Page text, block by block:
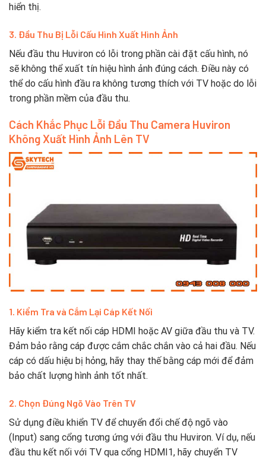
hiển thị.
3. Đầu Thu Bị Lỗi Cấu Hình Xuất Hình Ảnh
Nếu đầu thu Huviron có lỗi trong phần cài đặt cấu hình, nó
sẽ không thể xuất tín hiệu hình ảnh đúng cách. Điều này có
thể do cấu hình đầu ra không tương thích với TV hoặc do lỗi
trong phần mềm của đầu thu.
Cách Khắc Phục Lỗi Đầu Thu Camera Huviron
Không Xuất Hình Ảnh Lên TV
1. Kiểm Tra và Cắm Lại Cáp Kết Nối
Hãy kiểm tra kết nối cáp HDMI hoặc AV giữa đầu thu và TV.
Đảm bảo rằng cáp được cắm chắc chắn vào cả hai đầu. Nếu
cáp có dấu hiệu bị hỏng, hãy thay thế bằng cáp mới để đảm
bảo chất lượng hình ảnh tốt nhất.
2. Chọn Đúng Ngõ Vào Trên TV
Sử dụng điều khiển TV để chuyển đổi chế độ ngõ vào
(Input) sang cổng tương ứng với đầu thu Huviron. Ví dụ, nếu
đầu thu kết nối với TV qua cổng HDMI1, hãy chuyển TV